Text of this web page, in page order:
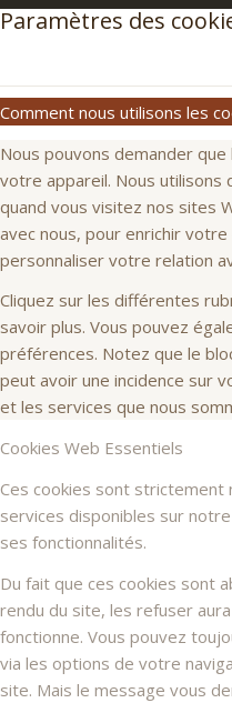
Paramètres des
Comment nous utilisons les
Nous pouvons demander
votre appareil. Nous utilisons
quand vous visitez nos sites
avec nous, pour enrichir
personnaliser votre relation
Cliquez sur les différentes
savoir plus. Vous pouvez
préférences. Notez que le
peut avoir une incidence sur
et les services que nous
Cookies Web Essentiels
Ces cookies sont
services disponibles sur
ses fonctionnalités.
Du fait que ces cookies sont
rendu du site, les refuser
fonctionne. Vous pouvez
via les options de votre
site. Mais le message vous